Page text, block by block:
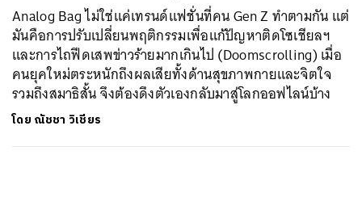
Analog Bag ไม่ใช่แค่เทรนด์แฟชั่นที่คน Gen Z ทำตามกัน แต่
มันคือการปรับเปลี่ยนพฤติกรรมเพื่อแก้ปัญหาติดโซเชียลฯ
และการไถฟีดเสพข่าวร้ายมากเกินไป (Doomscrolling) เมื่อ
คนยุคใหม่ตระหนักถึงผลเสียทั้งด้านสุขภาพกายและจิตใจ
รวมถึงสมาธิสั้น จึงต้องดึงตัวเองกลับมาสู่โลกออฟไลน์บ้าง
โดย ณัชชา วิเชียร